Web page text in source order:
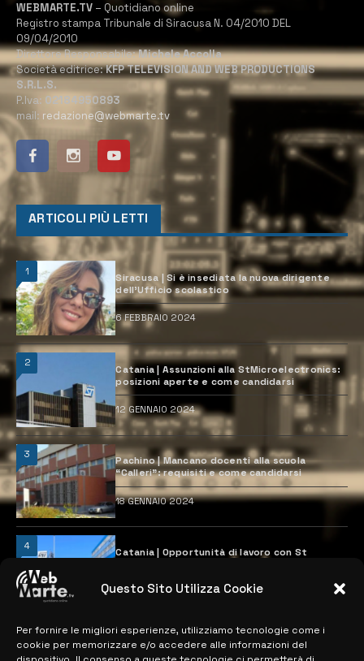
Questo Sito Utilizza Cookie
Per fornire le migliori esperienze, utilizziamo tecnologie come i
cookie per memorizzare e/o accedere alle informazioni del
WEBMARTE.TV – Quotidiano online
Registro stampa Tribunale di Siracusa N. 04/2010 DEL
09/04/2010
Direttore Responsabile:Michele Accolla
Società editrice:KFP TELEVISION AND WEB PRODUCTIONS
S.R.L.S.
P.Iva: 02184950893
mail: redazione@webmarte.tv
ARTICOLI PIÙ LETTI
1
Siracusa | Si è insediata la nuova dirigente
dell’Ufficio scolastico
6 FEBBRAIO 2024
2
Catania | Assunzioni alla StMicroelectronics:
posizioni aperte e come candidarsi
12 GENNAIO 2024
3
Pachino | Mancano docenti alla scuola
“Calleri”: requisiti e come candidarsi
18 GENNAIO 2024
4
Catania | Opportunità di lavoro con St
28 MARZO 2024
MAPPA DEL SITO